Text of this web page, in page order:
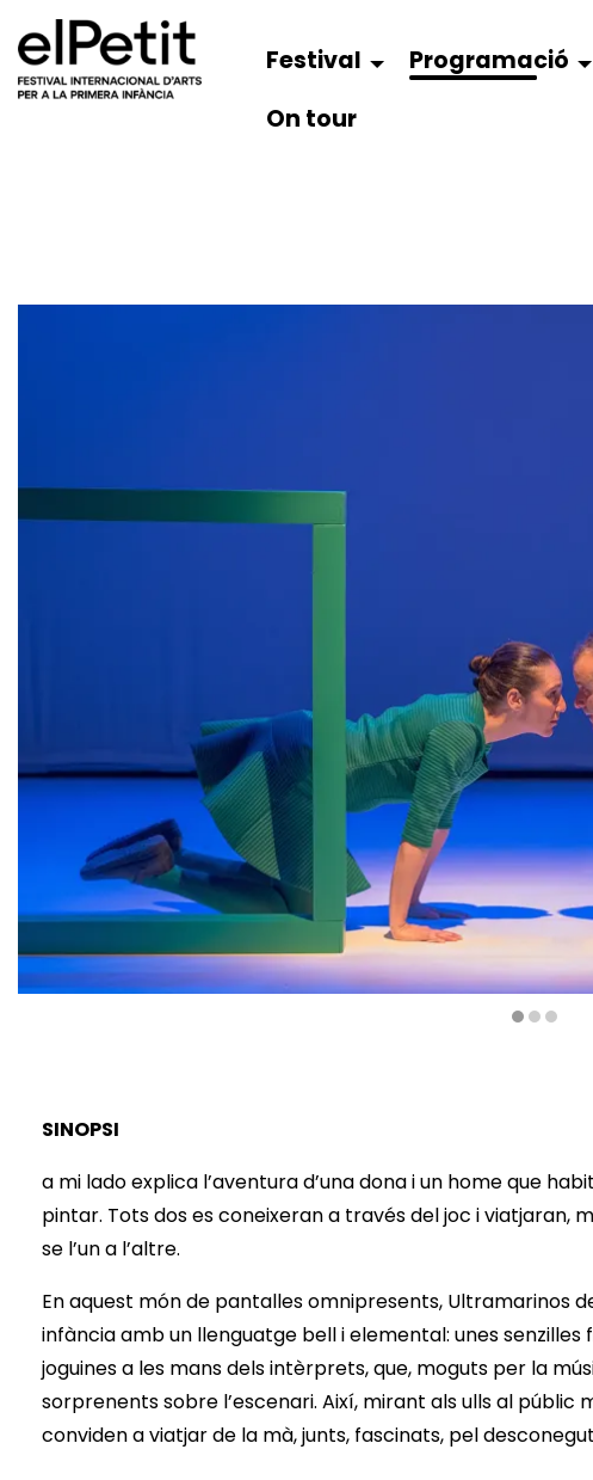
Festival Programació
On tour
SINOPSI
a mi lado explica l’aventura d’una dona i un home que
pintar. Tots dos es coneixeran a través del joc i
se l’un a l’altre.
En aquest món de pantalles omnipresents, Ultramarinos
infància amb un llenguatge bell i elemental: unes
joguines a les mans dels intèrprets, que, moguts per la
sorprenents sobre l’escenari. Així, mirant als ulls al públic
conviden a viatjar de la mà, junts, fascinats, pel